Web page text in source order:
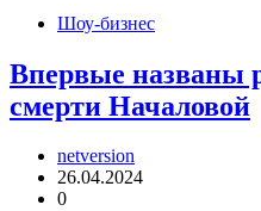
Шоу-бизнес
Впервые названы
смерти Началовой
netversion
26.04.2024
0